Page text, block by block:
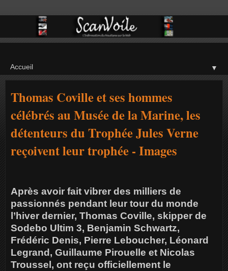
▼
Thomas Coville et ses hommes
célébrés au Musée de la Marine, les
détenteurs du Trophée Jules Verne
reçoivent leur trophée - Images
Après avoir fait vibrer des milliers de
passionnés pendant leur tour du monde
l’hiver dernier, Thomas Coville, skipper de
Sodebo Ultim 3, Benjamin Schwartz,
Frédéric Denis, Pierre Leboucher, Léonard
Legrand, Guillaume Pirouelle et Nicolas
Troussel, ont reçu officiellement le